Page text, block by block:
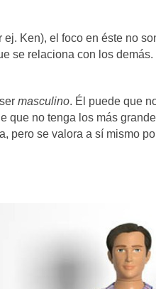
ej. Ken), el foco en éste no
se relaciona con los
masculino. Él puede que
que no tenga los más
pero se valora a sí mismo